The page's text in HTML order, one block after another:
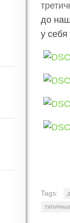
до
у
Tags: